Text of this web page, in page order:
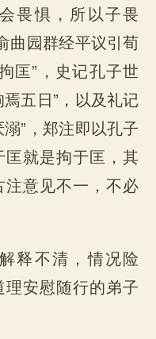
畏惧，所以子畏
曲园群经平议引荀
匡”，史记孔子世
五日”，以及礼记
”，郑注即以孔子
就是拘于匡，其
意见不一，不必
释不清，情况险
安慰随行的弟子